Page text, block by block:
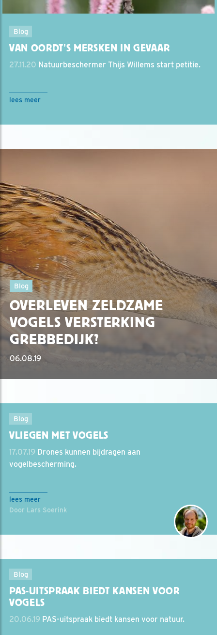
Blog
VAN OORDT’S MERSKEN IN GEVAAR
27.11.20 Natuurbeschermer Thijs Willems start petitie.
lees meer
Blog
OVERLEVEN ZELDZAME
VOGELS VERSTERKING
GREBBEDIJK?
06.08.19
Blog
VLIEGEN MET VOGELS
17.07.19 Drones kunnen bijdragen aan
vogelbescherming.
lees meer
Door Lars Soerink
Blog
PAS-UITSPRAAK BIEDT KANSEN VOOR
VOGELS
20.06.19 PAS-uitspraak biedt kansen voor natuur.